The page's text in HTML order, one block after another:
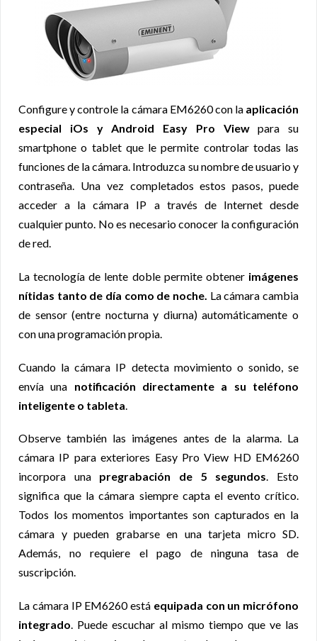
Configure y controle la cámara EM6260 con la aplicación
especial iOs y Android Easy Pro Viewpara su
smartphone o tablet que le permite controlar todas las
funciones de la cámara. Introduzca su nombre de usuario y
contraseña. Una vez completados estos pasos, puede
acceder a la cámara IP a través de Internet desde
cualquier punto. No es necesario conocer la configuración
de red.
La tecnología de lente doble permite obtener imágenes
nítidas tanto de día como de noche. La cámara cambia
de sensor (entre nocturna y diurna) automáticamente o
con una programación propia.
Cuando la cámara IP detecta movimiento o sonido, se
envía una notificación directamente a su teléfono
inteligente o tableta
Observe también las imágenes antes de la alarma. La
cámara IP para exteriores Easy Pro View HD EM6260
incorpora una pregrabación de 5 segundos. Esto
significa que la cámara siempre capta el evento crítico.
Todos los momentos importantes son capturados en la
cámara y pueden grabarse en una tarjeta micro SD.
Además, no requiere el pago de ninguna tasa de
suscripción.
La cámara IP EM6260 está equipada con un micrófono
integrado. Puede escuchar al mismo tiempo que ve las